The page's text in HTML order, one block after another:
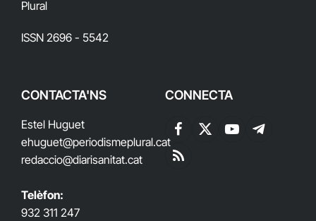
Plural
ISSN 2696 - 5542
CONTACTA'NS
Estel Huguet
ehuguet@periodismeplural.cat
redaccio@diarisanitat.cat
Telèfon:
932 311 247
CONNECTA
Facebook
X
YouTubeTelegram
RSS